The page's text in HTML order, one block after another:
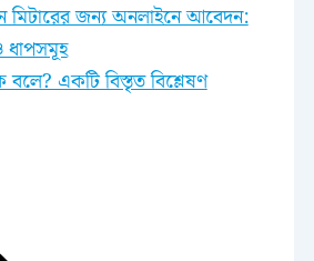
মিটারের জন্য অনলাইনে আবেদন:
ধাপসমূহ
বলে? একটি বিস্তৃত বিশ্লেষণ